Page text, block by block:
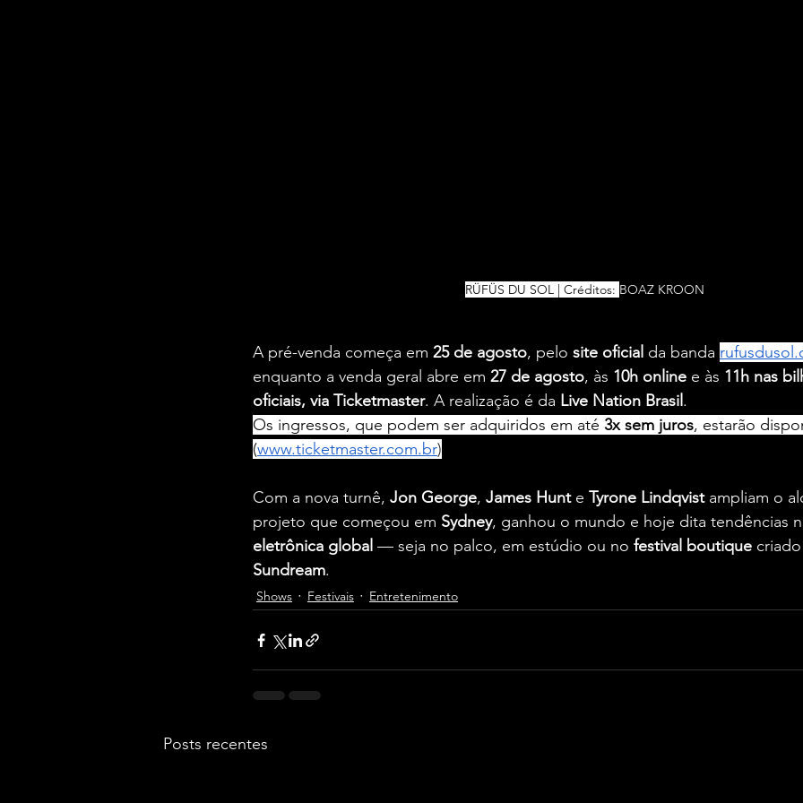
RÜFÜS DU SOL | Créditos: BOAZ KROON
A pré-venda começa em 25 de agosto, pelo site oficial da banda
enquanto a venda geral abre em 27 de agosto, às 10h online e às 11h nas
oficiais, via Ticketmaster. A realização é da Live Nation Brasil .
Os ingressos, que podem ser adquiridos em até 3x sem juros, estarão
(www.ticketmaster.com.br)
Com a nova turnê, Jon George, James Hunt e Tyrone Lindqvist ampliam o
projeto que começou em Sydney, ganhou o mundo e hoje dita tendências
eletrônica global — seja no palco, em estúdio ou no festival boutique
Sundream.
Shows Festivais Entretenimento
Posts recentes